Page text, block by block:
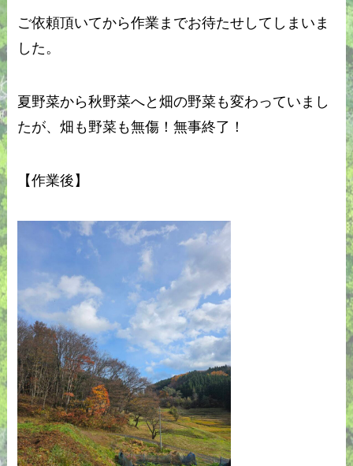
ご依頼頂いてから作業までお待たせしてしまいま
した。
夏野菜から秋野菜へと畑の野菜も変わっていまし
たが、畑も野菜も無傷！無事終了！
【作業後】